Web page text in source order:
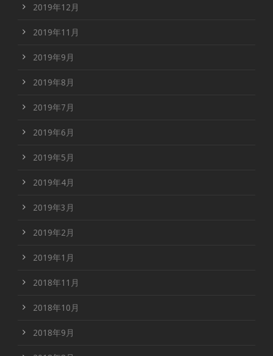
2019年12月
2019年11月
2019年9月
2019年8月
2019年7月
2019年6月
2019年5月
2019年4月
2019年3月
2019年2月
2019年1月
2018年11月
2018年10月
2018年9月